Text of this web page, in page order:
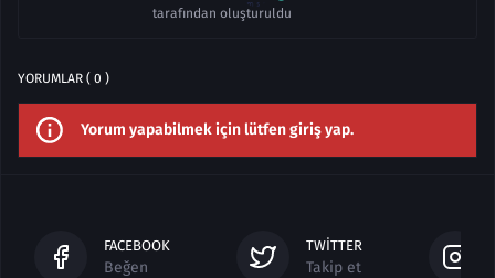
tarafından oluşturuldu
YORUMLAR ( 0 )
Yorum yapabilmek için lütfen giriş yap.
FACEBOOK
Beğen
TWITTER
Takip et